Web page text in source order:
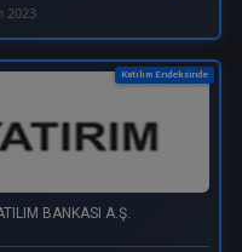
2023
Katılım Endeksinde
BANKASI A.Ş.